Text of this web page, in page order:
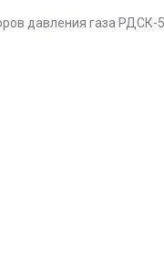
давления газа РДСК-